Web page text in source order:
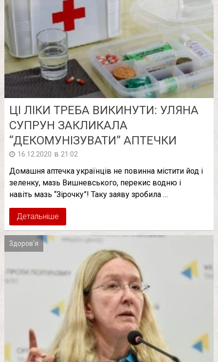
ЦІ ЛІКИ ТРЕБА ВИКИНУТИ: УЛЯНА
СУПРУН ЗАКЛИКАЛА
“ДЕКОМУНІЗУВАТИ” АПТЕЧКИ
16.12.2020 в 21:02
Домашня аптечка українців не повинна містити йод і
зеленку, мазь Вишневського, перекис водню і
навіть мазь “Зірочку”! Таку заяву зробила …
Детальніше
Здоров'я